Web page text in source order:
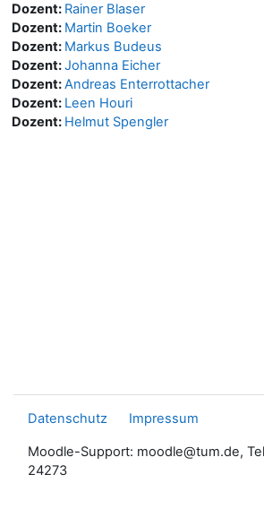
Dozent: Rainer Blaser
Dozent: Martin Boeker
Dozent: Markus Budeus
Dozent:Johanna Eicher
Dozent:Andreas Enterrottacher
Dozent: Leen Houri
Dozent: Helmut Spengler
Datenschutz Impressum
Moodle-Support: moodle@tum.de,
24273